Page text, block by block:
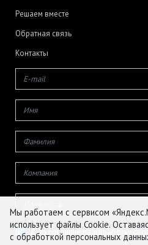
Решаем вместе
Обратная связь
Контакты
Даю согласие на обработку
Мы работаем с сервисом
использует файлы Cookie.
с обработкой персональных